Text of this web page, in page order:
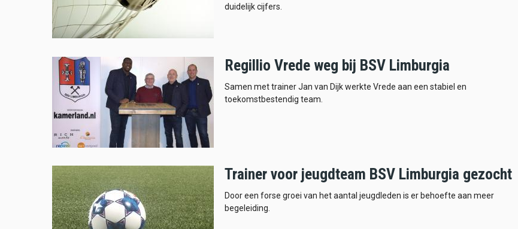
duidelijk cijfers.
Regillio Vrede weg bij BSV Limburgia
Samen met trainer Jan van Dijk werkte Vrede aan een stabiel en
toekomstbestendig team.
Trainer voor jeugdteam BSV Limburgia gezocht
Door een forse groei van het aantal jeugdleden is er behoefte aan meer
begeleiding.